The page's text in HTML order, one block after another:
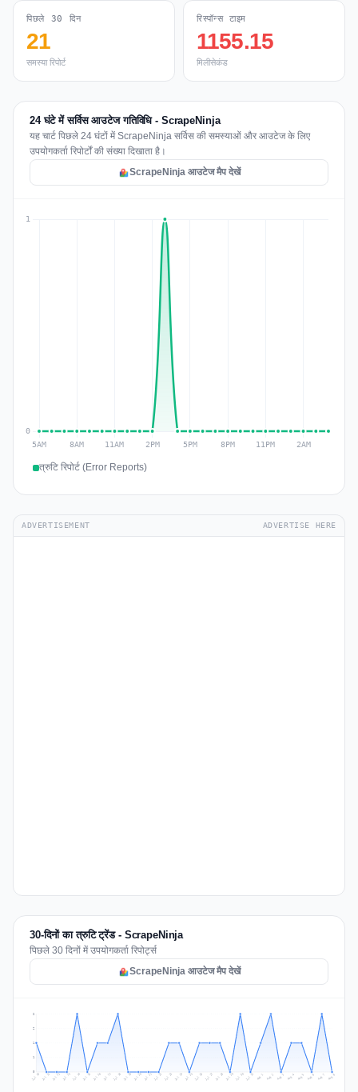
पिछले 30 दिन
21
समस्या रिपोर्ट
रिस्पॉन्स टाइम
1155.15
मिलीसेकंड
24 घंटे में सर्विस आउटेज गतिविधि - ScrapeNinja
यह चार्ट पिछले 24 घंटों में ScrapeNinja सर्विस की समस्याओं और आउटेज के लिए
उपयोगकर्ता रिपोर्टों की संख्या दिखाता है।
ScrapeNinja आउटेज मैप देखें
त्रुटि रिपोर्ट (Error Reports)
ADVERTISEMENT ADVERTISE HERE
30-दिनों का त्रुटि ट्रेंड - ScrapeNinja
पिछले 30 दिनों में उपयोगकर्ता रिपोर्ट्स
ScrapeNinja आउटेज मैप देखें
1
1
2
2
Jul 10 Jul 11 Jul 12 Jul 13 Jul 14 Jul 15 Jul 16 Jul 17 Jul 18 Jul 19 Jul 20 Jul 21 Jul 22 Jul 23 Jul 24 Jul 25 Jul 26 Jul 27 Jul 28 Jul 29 Jul 30 Jul 31 Aug 1 Aug 2 Aug 3 Aug 4 Aug 5 Aug 6 Aug 7 Aug 8